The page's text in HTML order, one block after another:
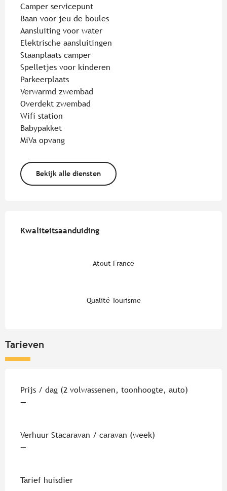
Camper servicepunt
Baan voor jeu de boules
Aansluiting voor water
Elektrische aansluitingen
Staanplaats camper
Spelletjes voor kinderen
Parkeerplaats
Verwarmd zwembad
Overdekt zwembad
Wifi station
Babypakket
MiVa opvang
Bekijk alle diensten
Kwaliteitsaanduiding
Kwaliteitsaanduiding
Atout France
Qualité Tourisme
Tarieven
Tarieven 2026
Prijs / dag (2 volwassenen, toonhoogte, auto)
—
Verhuur Stacaravan / caravan (week)
—
Tarief huisdier